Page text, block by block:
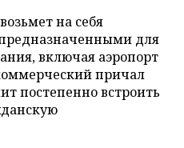
на себя
для
включая аэропорт
причал
постепенно встроить